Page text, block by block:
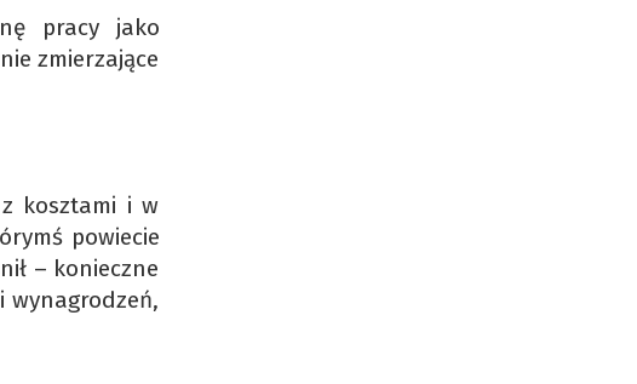
pracy jako
zmierzające
kosztami i w
powiecie
– konieczne
wynagrodzeń,